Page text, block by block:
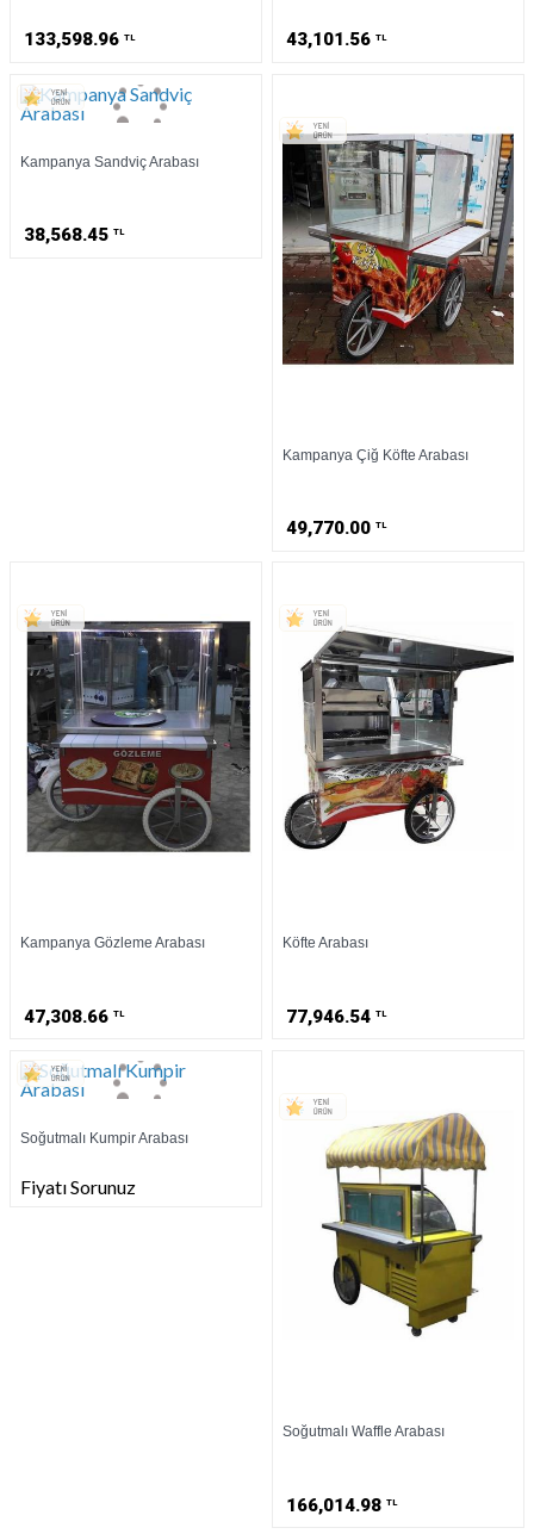
133,598.96 TL 43,101.56 TL
Kampanya Sandviç Arabası
38,568.45 TL
Kampanya Çiğ Köfte Arabası
49,770.00 TL
Kampanya Gözleme Arabası
47,308.66 TL
Köfte Arabası
77,946.54 TL
Soğutmalı Kumpir Arabası
Fiyatı Sorunuz
Soğutmalı Waffle Arabası
166,014.98 TL